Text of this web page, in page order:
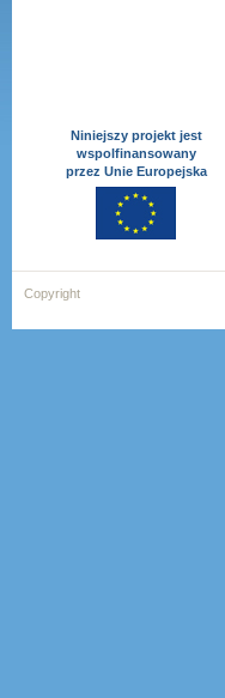
Niniejszy projekt jest
wspolfinansowany
przez Unie Europejska
Copyright